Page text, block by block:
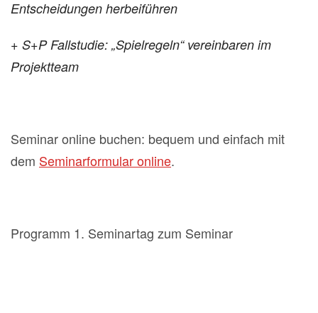
Entscheidungen herbeiführen
+ S+P Fallstudie: „Spielregeln“ vereinbaren im
Projektteam
Seminar online buchen: bequem und einfach mit
dem Seminarformular online.
Programm 1. Seminartag zum Seminar